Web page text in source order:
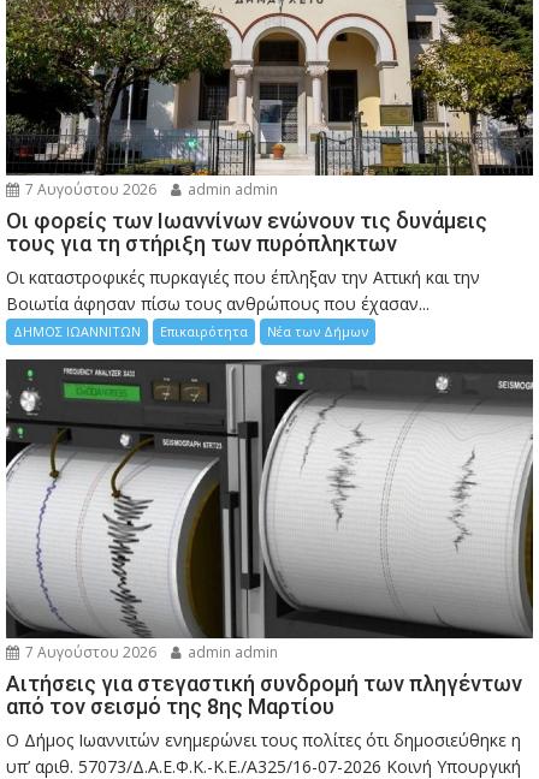
7 Αυγούστου 2026 admin admin
Οι φορείς των Ιωαννίνων ενώνουν τις δυνάμεις
τους για τη στήριξη των πυρόπληκτων
Οι καταστροφικές πυρκαγιές που έπληξαν την Αττική και την
Bοιωτία άφησαν πίσω τους ανθρώπους που έχασαν...
ΔΗΜΟΣ ΙΩΑΝΝΙΤΩΝ Επικαιρότητα Νέα των Δήμων
7 Αυγούστου 2026 admin admin
Αιτήσεις για στεγαστική συνδρομή των πληγέντων
από τον σεισμό της 8ης Μαρτίου
Ο Δήμος Ιωαννιτών ενημερώνει τους πολίτες ότι δημοσιεύθηκε η
υπ’ αριθ. 57073/Δ.Α.Ε.Φ.Κ.-Κ.Ε./Α325/16-07-2026 Κοινή Υπουργική